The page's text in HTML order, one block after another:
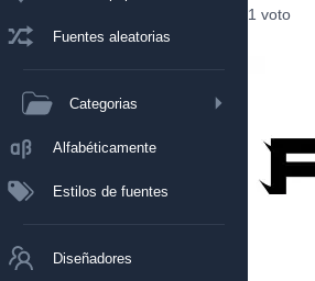
Fuentes aleatorias
Categorias
Alfabéticamente
Estilos de fuentes
Diseñadores
1 voto